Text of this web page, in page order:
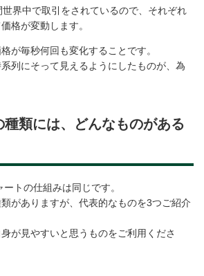
界中で取引をされているので、それぞれ
格が変動します。
が毎秒何回も変化することです。
列にそって見えるようにしたものが、為
種類には、どんなものがある
トの仕組みは同じです。
がありますが、代表的なものを3つご紹介
が見やすいと思うものをご利用くださ